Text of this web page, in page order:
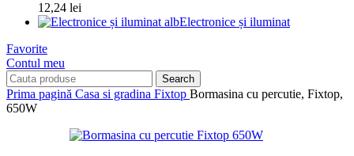
12,24 lei
Electronice și iluminat
Favorite
Contul meu
Search
Prima pagină Casa si gradina Fixtop Bormasina cu percutie, Fixtop,
650W